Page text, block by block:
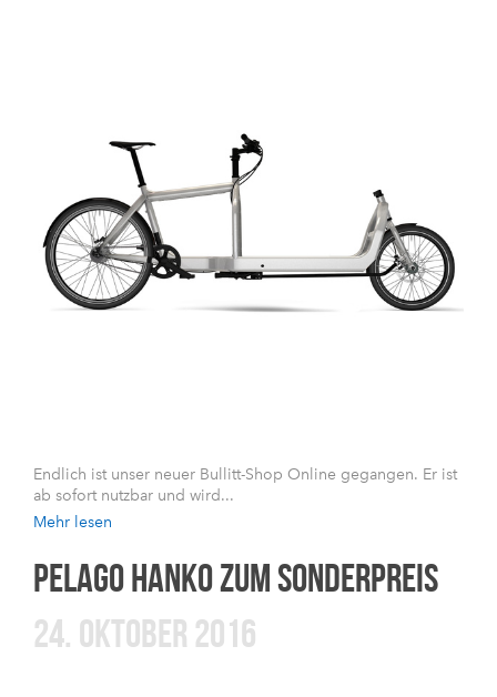
Endlich ist unser neuer Bullitt-Shop Online gegangen. Er ist
ab sofort nutzbar und wird...
Mehr lesen
PELAGO HANKO ZUM SONDERPREIS
24. OKTOBER 2016